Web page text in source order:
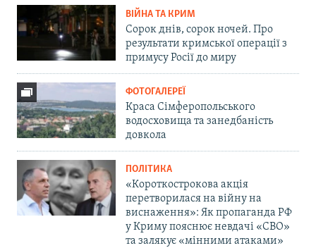
ВІЙНА ТА КРИМ
Сорок днів, сорок ночей. Про
результати кримської операції з
примусу Росії до миру
ФОТОГАЛЕРЕЇ
Краса Сімферопольського
водосховища та занедбаність
довкола
ПОЛІТИКА
«Короткострокова акція
перетворилася на війну на
виснаження»: Як пропаганда РФ
у Криму пояснює невдачі «СВО»
та залякує «мінними атаками»